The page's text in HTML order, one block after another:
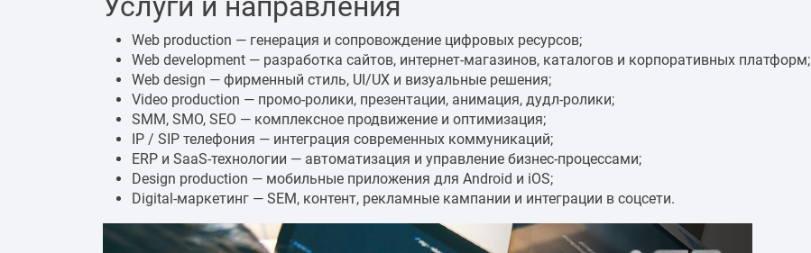
Web production — генерация и сопровождение цифровых ресурсов;
Web development — разработка сайтов, интернет-магазинов, каталогов и корпоративных платформ;
Web design — фирменный стиль, UI/UX и визуальные решения;
Video production — промо-ролики, презентации, анимация, дудл-ролики;
SMM, SMO, SEO — комплексное продвижение и оптимизация;
IP / SIP телефония — интеграция современных коммуникаций;
ERP и SaaS-технологии — автоматизация и управление бизнес-процессами;
Design production — мобильные приложения для Android и iOS;
Digital-маркетинг — SEM, контент, рекламные кампании и интеграции в соцсети.